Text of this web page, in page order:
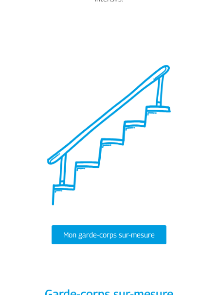
Mon garde-corps sur-mesure